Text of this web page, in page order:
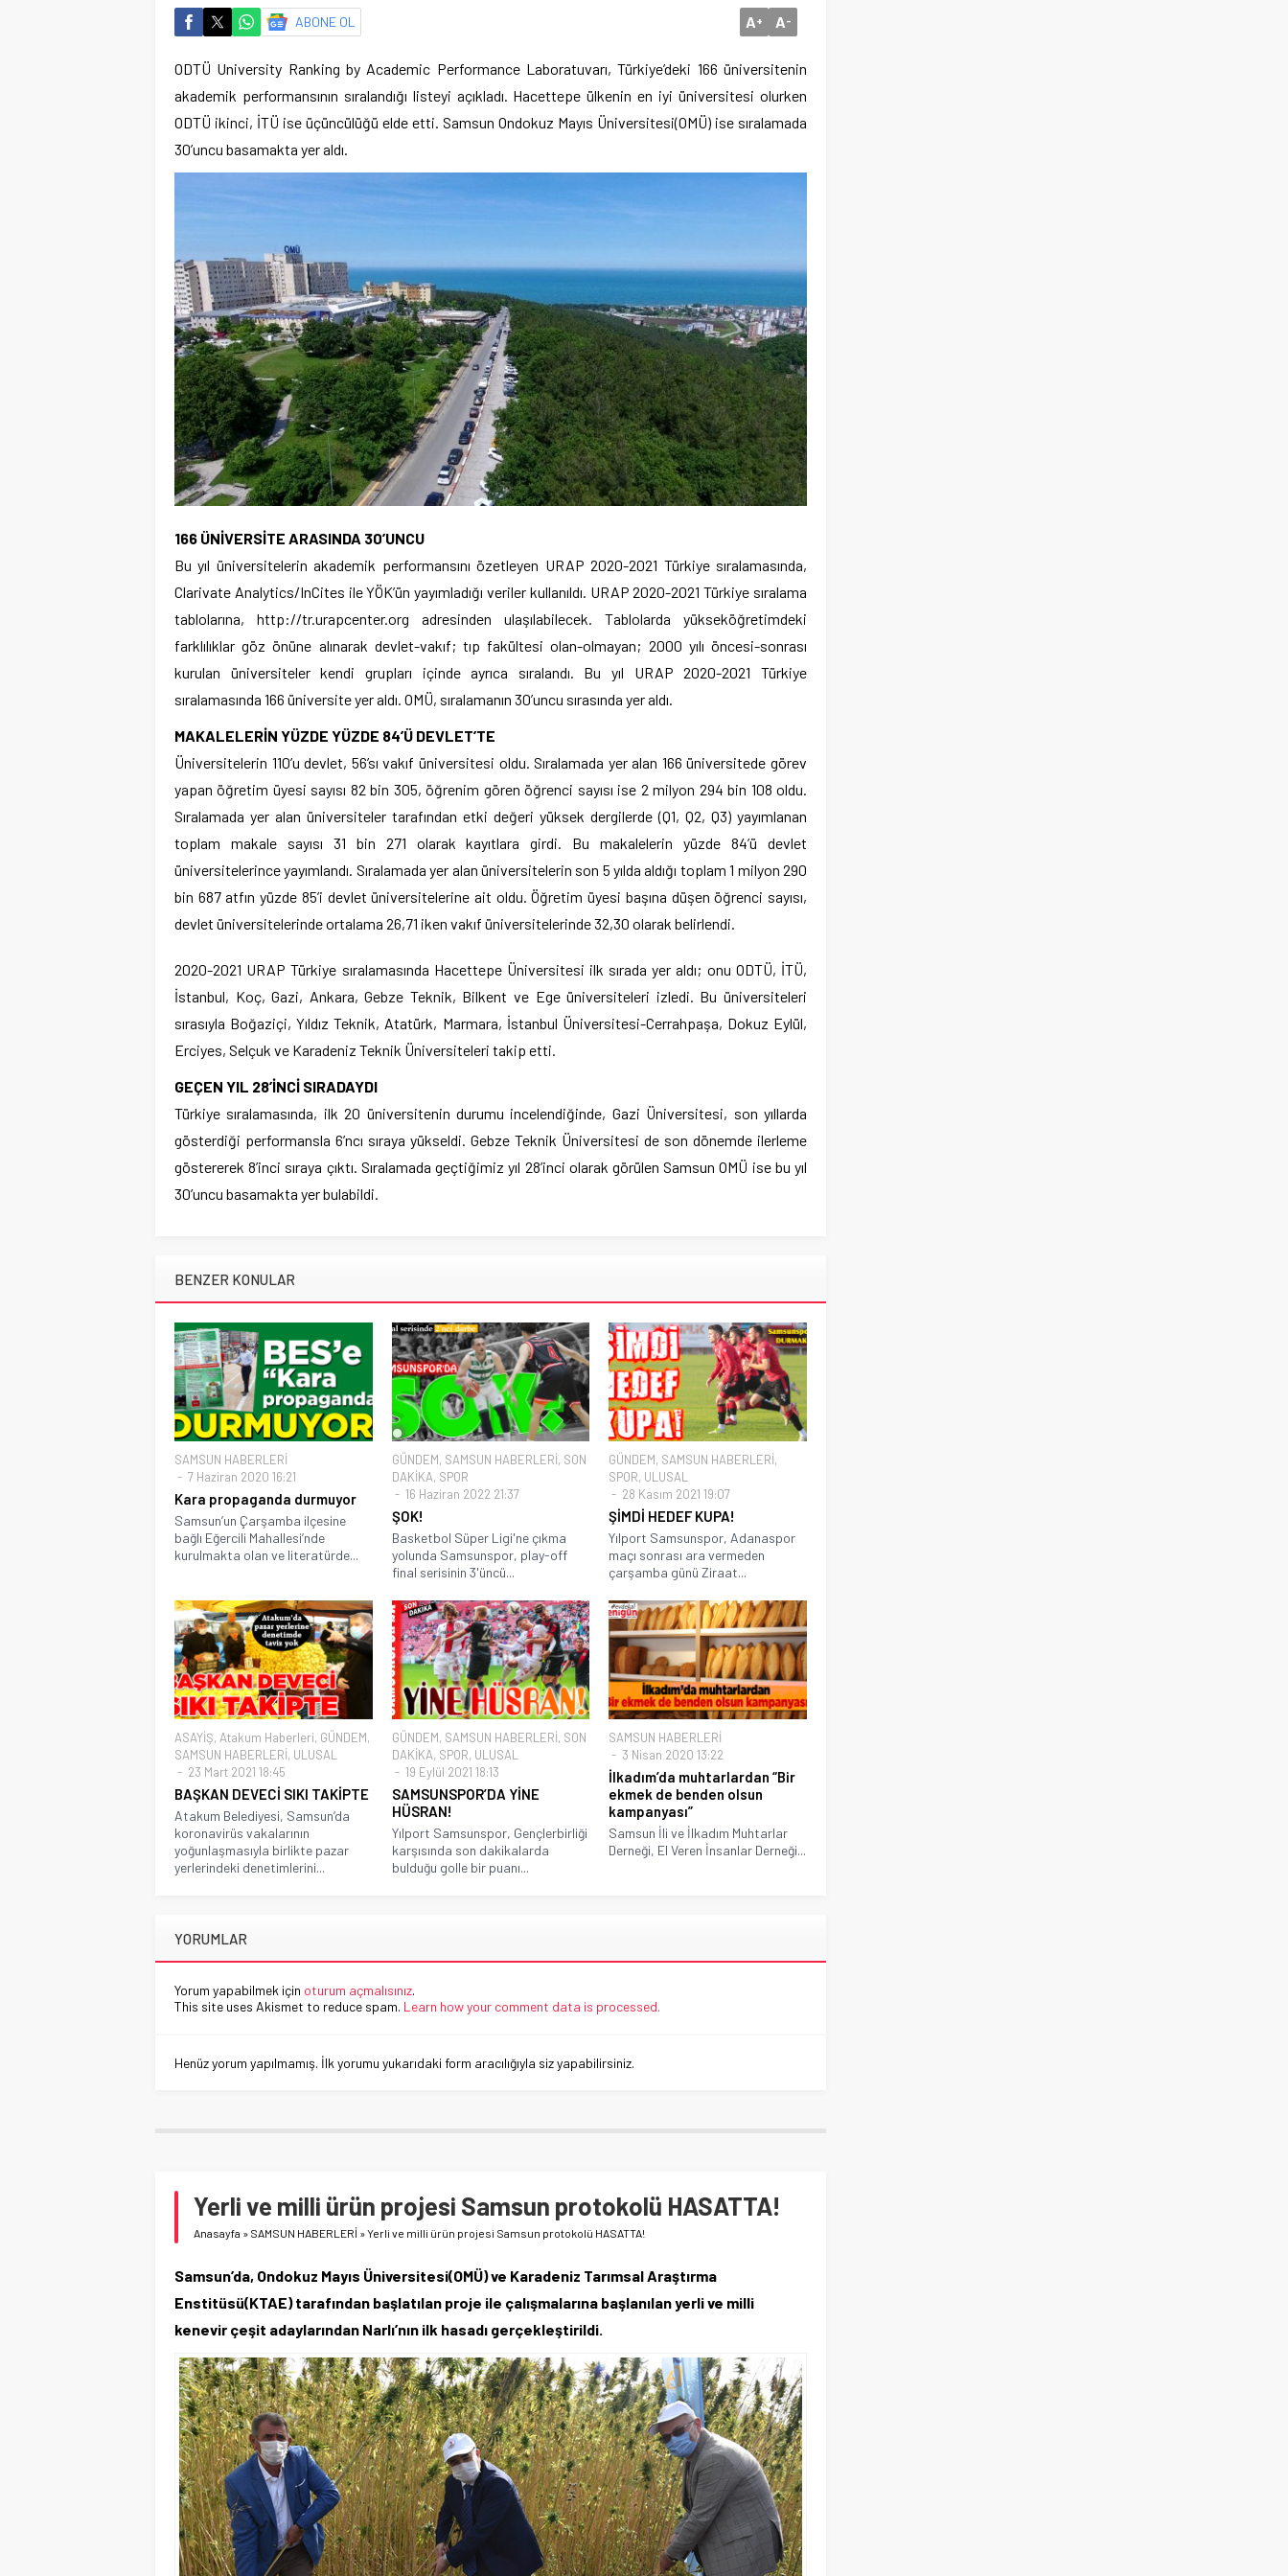
ABONE OL A+ A-
ODTÜ University Ranking by Academic Performance Laboratuvarı, Türkiye’deki 166 üniversitenin
akademik performansının sıralandığı listeyi açıkladı. Hacettepe ülkenin en iyi üniversitesi olurken
ODTÜ ikinci, İTÜ ise üçüncülüğü elde etti. Samsun Ondokuz Mayıs Üniversitesi(OMÜ) ise sıralamada
30’uncu basamakta yer aldı.
166 ÜNİVERSİTE ARASINDA 30’UNCU
Bu yıl üniversitelerin akademik performansını özetleyen URAP 2020-2021 Türkiye sıralamasında,
Clarivate Analytics/InCites ile YÖK’ün yayımladığı veriler kullanıldı. URAP 2020-2021 Türkiye sıralama
tablolarına, http://tr.urapcenter.org adresinden ulaşılabilecek. Tablolarda yükseköğretimdeki
farklılıklar göz önüne alınarak devlet-vakıf; tıp fakültesi olan-olmayan; 2000 yılı öncesi-sonrası
kurulan üniversiteler kendi grupları içinde ayrıca sıralandı. Bu yıl URAP 2020-2021 Türkiye
sıralamasında 166 üniversite yer aldı. OMÜ, sıralamanın 30’uncu sırasında yer aldı.
MAKALELERİN YÜZDE YÜZDE 84’Ü DEVLET’TE
Üniversitelerin 110’u devlet, 56’sı vakıf üniversitesi oldu. Sıralamada yer alan 166 üniversitede görev
yapan öğretim üyesi sayısı 82 bin 305, öğrenim gören öğrenci sayısı ise 2 milyon 294 bin 108 oldu.
Sıralamada yer alan üniversiteler tarafından etki değeri yüksek dergilerde (Q1, Q2, Q3) yayımlanan
toplam makale sayısı 31 bin 271 olarak kayıtlara girdi. Bu makalelerin yüzde 84’ü devlet
üniversitelerince yayımlandı. Sıralamada yer alan üniversitelerin son 5 yılda aldığı toplam 1 milyon 290
bin 687 atfın yüzde 85’i devlet üniversitelerine ait oldu. Öğretim üyesi başına düşen öğrenci sayısı,
devlet üniversitelerinde ortalama 26,71 iken vakıf üniversitelerinde 32,30 olarak belirlendi.
2020-2021 URAP Türkiye sıralamasında Hacettepe Üniversitesi ilk sırada yer aldı; onu ODTÜ, İTÜ,
İstanbul, Koç, Gazi, Ankara, Gebze Teknik, Bilkent ve Ege üniversiteleri izledi. Bu üniversiteleri
sırasıyla Boğaziçi, Yıldız Teknik, Atatürk, Marmara, İstanbul Üniversitesi-Cerrahpaşa, Dokuz Eylül,
Erciyes, Selçuk ve Karadeniz Teknik Üniversiteleri takip etti.
GEÇEN YIL 28’İNCİ SIRADAYDI
Türkiye sıralamasında, ilk 20 üniversitenin durumu incelendiğinde, Gazi Üniversitesi, son yıllarda
gösterdiği performansla 6’ncı sıraya yükseldi. Gebze Teknik Üniversitesi de son dönemde ilerleme
göstererek 8’inci sıraya çıktı. Sıralamada geçtiğimiz yıl 28’inci olarak görülen Samsun OMÜ ise bu yıl
30’uncu basamakta yer bulabildi.
BENZER KONULAR
SAMSUN HABERLERİ
7 Haziran 2020 16:21
Kara propaganda durmuyor
Samsun’un Çarşamba ilçesine
bağlı Eğercili Mahallesi’nde
kurulmakta olan ve literatürde...
GÜNDEM, SAMSUN HABERLERİ, SON
DAKİKA, SPOR
16 Haziran 2022 21:37
ŞOK!
Basketbol Süper Ligi'ne çıkma
yolunda Samsunspor, play-off
final serisinin 3'üncü...
GÜNDEM, SAMSUN HABERLERİ,
SPOR, ULUSAL
28 Kasım 2021 19:07
ŞİMDİ HEDEF KUPA!
Yılport Samsunspor, Adanaspor
maçı sonrası ara vermeden
çarşamba günü Ziraat...
ASAYİŞ, Atakum Haberleri, GÜNDEM,
SAMSUN HABERLERİ, ULUSAL
23 Mart 2021 18:45
BAŞKAN DEVECİ SIKI TAKİPTE
Atakum Belediyesi, Samsun’da
koronavirüs vakalarının
yoğunlaşmasıyla birlikte pazar
yerlerindeki denetimlerini...
GÜNDEM, SAMSUN HABERLERİ, SON
DAKİKA, SPOR, ULUSAL
19 Eylül 2021 18:13
SAMSUNSPOR’DA YİNE
HÜSRAN!
Yılport Samsunspor, Gençlerbirliği
karşısında son dakikalarda
bulduğu golle bir puanı...
SAMSUN HABERLERİ
3 Nisan 2020 13:22
İlkadım’da muhtarlardan “Bir
ekmek de benden olsun
kampanyası”
Samsun İli ve İlkadım Muhtarlar
Derneği, El Veren İnsanlar Derneği...
YORUMLAR
Yorum yapabilmek için oturum açmalısınız.
This site uses Akismet to reduce spam. Learn how your comment data is processed.
Henüz yorum yapılmamış. İlk yorumu yukarıdaki form aracılığıyla siz yapabilirsiniz.
Yerli ve milli ürün projesi Samsun protokolü HASATTA!
Anasayfa » SAMSUN HABERLERİ »Yerli ve milli ürün projesi Samsun protokolü HASATTA!
Samsun’da, Ondokuz Mayıs Üniversitesi(OMÜ) ve Karadeniz Tarımsal Araştırma
Enstitüsü(KTAE) tarafından başlatılan proje ile çalışmalarına başlanılan yerli ve milli
kenevir çeşit adaylarından Narlı’nın ilk hasadı gerçekleştirildi.